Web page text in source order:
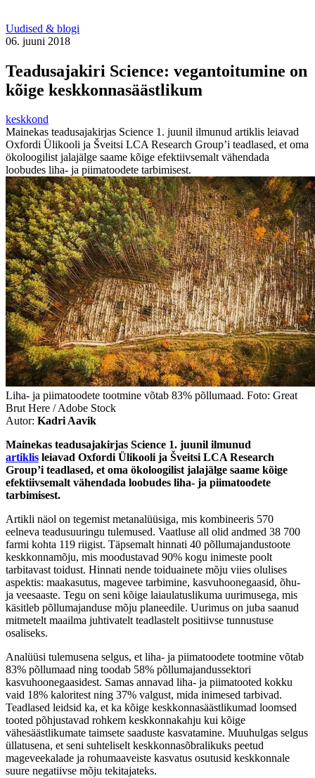
Uudised & blogi
06. juuni 2018
Teadusajakiri Science: vegantoitumine on
kõige keskkonnasäästlikum
keskkond
Mainekas teadusajakirjas Science 1. juunil ilmunud artiklis leiavad
Oxfordi Ülikooli ja Šveitsi LCA Research Group’i teadlased, et oma
ökoloogilist jalajälge saame kõige efektiivsemalt vähendada
loobudes liha- ja piimatoodete tarbimisest.
Liha- ja piimatoodete tootmine võtab 83% põllumaad. Foto: Great
Brut Here / Adobe Stock
Autor: Kadri Aavik
Mainekas teadusajakirjas Science 1. juunil ilmunud
artiklis leiavad Oxfordi Ülikooli ja Šveitsi LCA Research
Group’i teadlased, et oma ökoloogilist jalajälge saame kõige
efektiivsemalt vähendada loobudes liha- ja piimatoodete
tarbimisest.
Artikli näol on tegemist metanalüüsiga, mis kombineeris 570
eelneva teadusuuringu tulemused. Vaatluse all olid andmed 38 700
farmi kohta 119 riigist. Täpsemalt hinnati 40 põllumajandustoote
keskkonnamõju, mis moodustavad 90% kogu inimeste poolt
tarbitavast toidust. Hinnati nende toiduainete mõju viies olulises
aspektis: maakasutus, magevee tarbimine, kasvuhoonegaasid, õhu-
ja veesaaste. Tegu on seni kõige laiaulatuslikuma uurimusega, mis
käsitleb põllumajanduse mõju planeedile. Uurimus on juba saanud
mitmetelt maailma juhtivatelt teadlastelt positiivse tunnustuse
osaliseks.
Analüüsi tulemusena selgus, et liha- ja piimatoodete tootmine võtab
83% põllumaad ning toodab 58% põllumajandussektori
kasvuhoonegaasidest. Samas annavad liha- ja piimatooted kokku
vaid 18% kaloritest ning 37% valgust, mida inimesed tarbivad.
Teadlased leidsid ka, et ka kõige keskkonnasäästlikumad loomsed
tooted põhjustavad rohkem keskkonnakahju kui kõige
vähesäästlikumate taimsete saaduste kasvatamine. Muuhulgas selgus
üllatusena, et seni suhteliselt keskkonnasõbralikuks peetud
mageveekalade ja rohumaaveiste kasvatus osutusid keskkonnale
suure negatiivse mõju tekitajateks.